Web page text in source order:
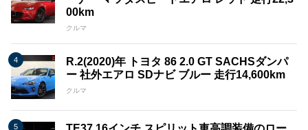
00km
クルマ
R.2(2020)年 トヨタ 86 2.0 GT SACHSダンパ
ー 社外エアロ SDナビ ブルー 走行14,600km
クルマ